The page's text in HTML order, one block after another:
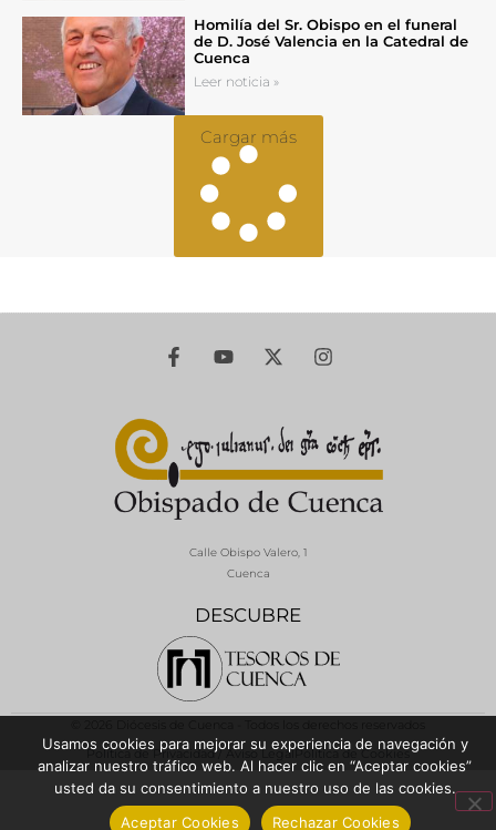
Homilía del Sr. Obispo en el funeral
de D. José Valencia en la Catedral de
Cuenca
Leer noticia »
Cargar más
DESCUBRE
Calle Obispo Valero, 1
Cuenca
Política de Privacidad / Aviso LegalPolítica de Cookies
Usamos cookies para mejorar su experiencia de navegación y
analizar nuestro tráfico web. Al hacer clic en “Aceptar cookies”
usted da su consentimiento a nuestro uso de las cookies.
Aceptar Cookies
Rechazar Cookies